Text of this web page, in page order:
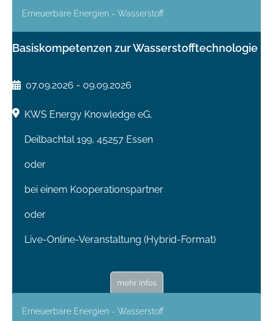
Erneuerbare Energien - Wasserstoff
Basiskompetenzen zur Wasserstofftechnologie
07.09.2026 - 09.09.2026
KWS Energy Knowledge eG,
Deilbachtal 199, 45257 Essen
oder
bei einem Kooperationspartner
oder
Live-Online-Veranstaltung (Hybrid-Format)
mehr infos
Erneuerbare Energien - Wasserstoff